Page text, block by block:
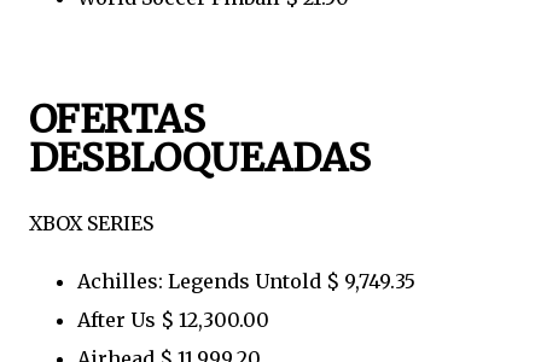
OFERTAS
DESBLOQUEADAS
XBOX SERIES
Achilles: Legends Untold $ 9,749.35
After Us $ 12,300.00